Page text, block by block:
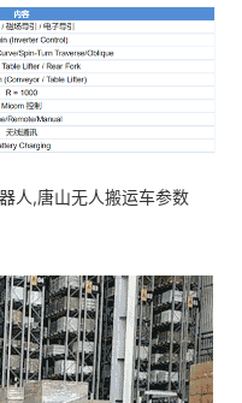
人,唐山无人搬运车参数